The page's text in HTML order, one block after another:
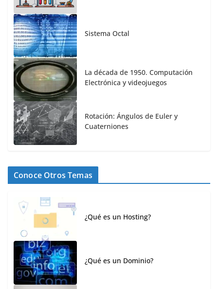
Sistema Octal
La década de 1950. Computación
Electrónica y videojuegos
Rotación: Ángulos de Euler y
Cuaterniones
Conoce Otros Temas
¿Qué es un Hosting?
¿Qué es un Dominio?